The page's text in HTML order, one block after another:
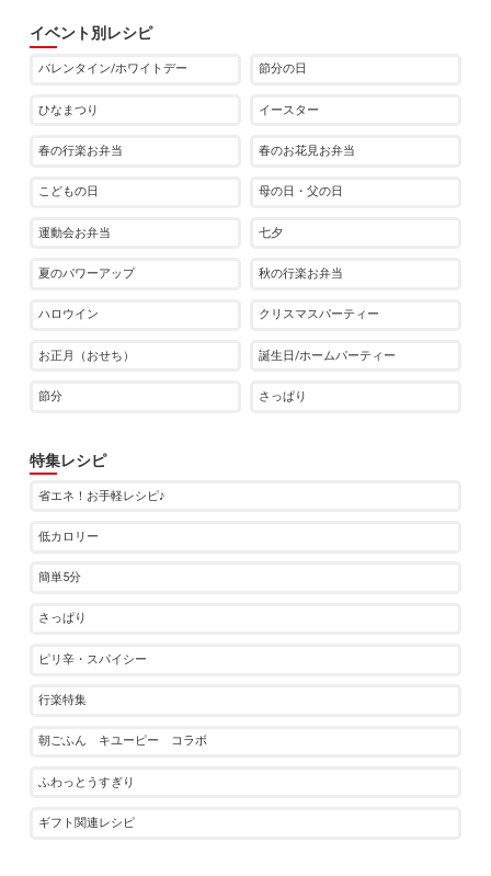
イベント別レシピ
バレンタイン/ホワイトデー 節分の日
ひなまつり イースター
春の行楽お弁当 春のお花見お弁当
こどもの日 母の日・父の日
運動会お弁当 七夕
夏のパワーアップ 秋の行楽お弁当
ハロウイン クリスマスパーティー
お正月（おせち） 誕生日/ホームパーティー
節分 さっぱり
特集レシピ
省エネ！お手軽レシピ♪
低カロリー
簡単5分
さっぱり
ピリ辛・スパイシー
行楽特集
朝ごふん キユーピー コラボ
ふわっとうすぎり
ギフト関連レシピ